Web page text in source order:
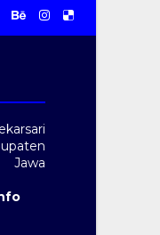
Jawa